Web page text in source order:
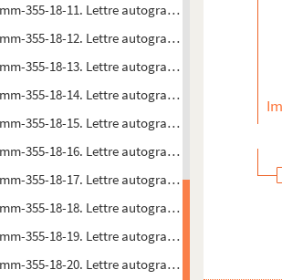
355-18-11. Lettre autographe signée Charles
355-18-12. Lettre autographe signée Charles
355-18-13. Lettre autographe signée Charles
355-18-14. Lettre autographe signée Charles
355-18-15. Lettre autographe signée Charles
355-18-16. Lettre autographe signée Charles
355-18-17. Lettre autographe signée Charles
355-18-18. Lettre autographe signée Charles
355-18-19. Lettre autographe signée Charles
355-18-20. Lettre autographe signée Charles